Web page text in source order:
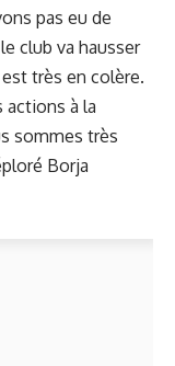
pas eu de
club va hausser
très en colère.
actions à la
sommes très
Borja